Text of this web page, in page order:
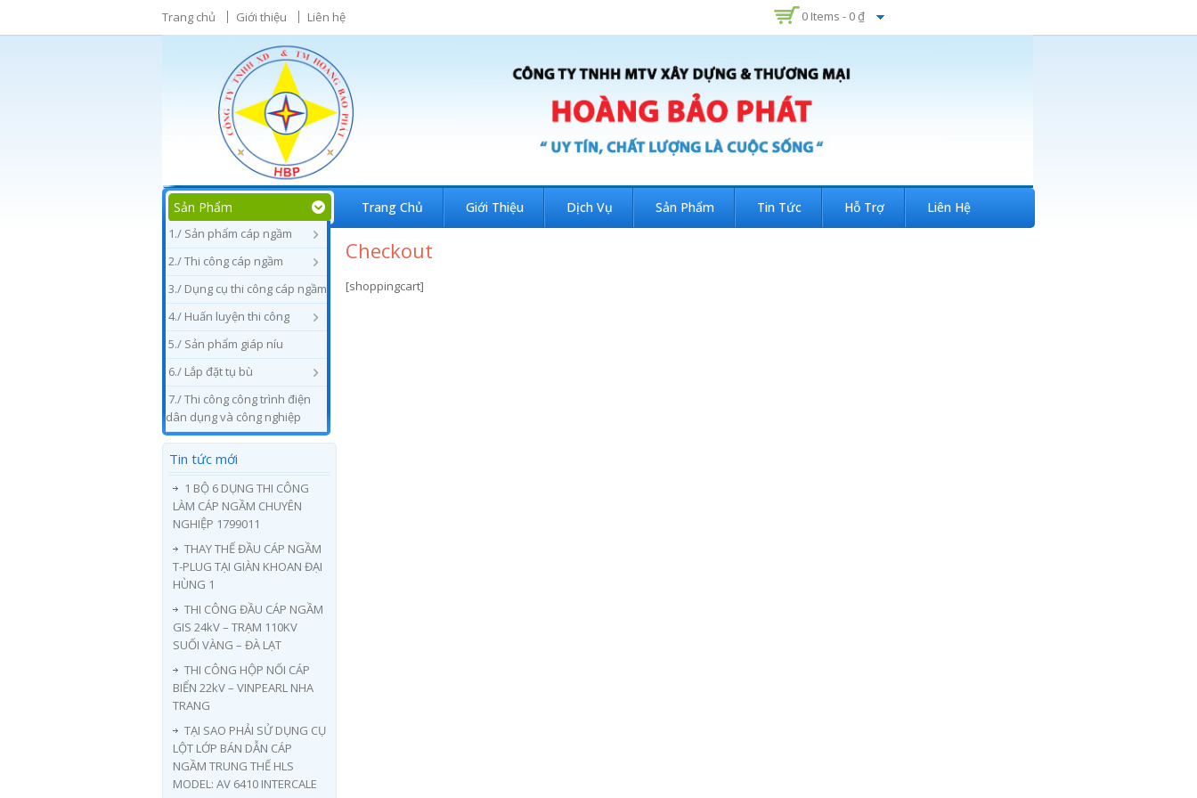
Trang chủ Giới thiệu Liên hệ 0 Items - 0 ₫
Sản Phẩm
1./ Sản phẩm cáp ngầm
2./ Thi công cáp ngầm
3./ Dụng cụ thi công cáp ngầm
4./ Huấn luyện thi công
5./ Sản phẩm giáp níu
6./ Lắp đặt tụ bù
7./ Thi công công trình điện
dân dụng và công nghiệp
Trang Chủ Giới Thiệu Dịch Vụ Sản Phẩm Tin Tức Hỗ Trợ Liên Hệ
Checkout
[shoppingcart]
Tin tức mới
1 BỘ 6 DỤNG THI CÔNG
LÀM CÁP NGẦM CHUYÊN
NGHIỆP 1799011
THAY THẾ ĐẦU CÁP NGẦM
T-PLUG TẠI GIÀN KHOAN ĐẠI
HÙNG 1
THI CÔNG ĐẦU CÁP NGẦM
GIS 24kV – TRẠM 110KV
SUỐI VÀNG – ĐÀ LẠT
THI CÔNG HỘP NỐI CÁP
BIỂN 22kV – VINPEARL NHA
TRANG
TẠI SAO PHẢI SỬ DỤNG CỤ
LỘT LỚP BÁN DẪN CÁP
NGẦM TRUNG THẾ HLS
MODEL: AV 6410 INTERCALE